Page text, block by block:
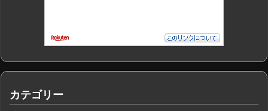
カテゴリー